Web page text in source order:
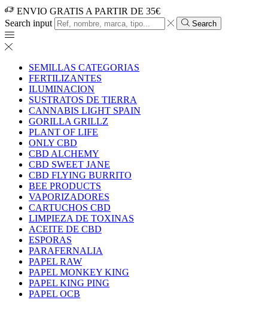
ENVIO GRATIS A PARTIR DE 35€
Search input
Search
SEMILLAS CATEGORIAS
FERTILIZANTES
ILUMINACION
SUSTRATOS DE TIERRA
CANNABIS LIGHT SPAIN
GORILLA GRILLZ
PLANT OF LIFE
ONLY CBD
CBD ALCHEMY
CBD SWEET JANE
CBD FLYING BURRITO
BEE PRODUCTS
VAPORIZADORES
CARTUCHOS CBD
LIMPIEZA DE TOXINAS
ACEITE DE CBD
ESPORAS
PARAFERNALIA
PAPEL RAW
PAPEL MONKEY KING
PAPEL KING PING
PAPEL OCB